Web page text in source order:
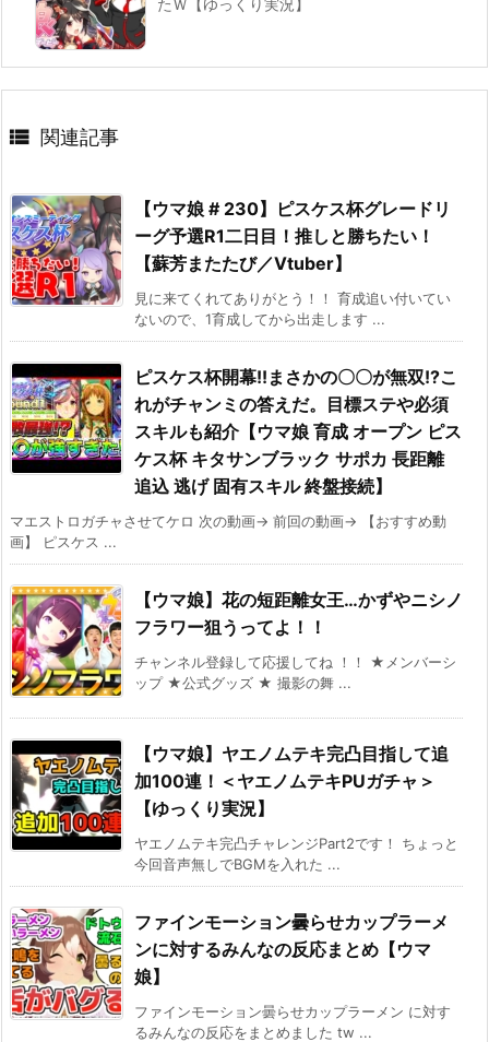
たＷ【ゆっくり実況】
 関連記事
【ウマ娘 # 230】ピスケス杯グレードリ
ーグ予選R1二日目！推しと勝ちたい！
【蘇芳またたび／Vtuber】
見に来てくれてありがとう！！ 育成追い付いてい
ないので、1育成してから出走します ...
ピスケス杯開幕!!まさかの〇〇が無双!?こ
れがチャンミの答えだ。目標ステや必須
スキルも紹介【ウマ娘 育成 オープン ピス
ケス杯 キタサンブラック サポカ 長距離
追込 逃げ 固有スキル 終盤接続】
マエストロガチャさせてケロ 次の動画→ 前回の動画→ 【おすすめ動
画】 ピスケス ...
【ウマ娘】花の短距離女王…かずやニシノ
フラワー狙うってよ！！
チャンネル登録して応援してね ！！ ★メンバーシ
ップ ★公式グッズ ★ 撮影の舞 ...
【ウマ娘】ヤエノムテキ完凸目指して追
加100連！＜ヤエノムテキPUガチャ＞
【ゆっくり実況】
ヤエノムテキ完凸チャレンジPart2です！ ちょっと
今回音声無しでBGMを入れた ...
ファインモーション曇らせカップラーメ
ンに対するみんなの反応まとめ【ウマ
娘】
ファインモーション曇らせカップラーメン に対す
るみんなの反応をまとめました tw ...